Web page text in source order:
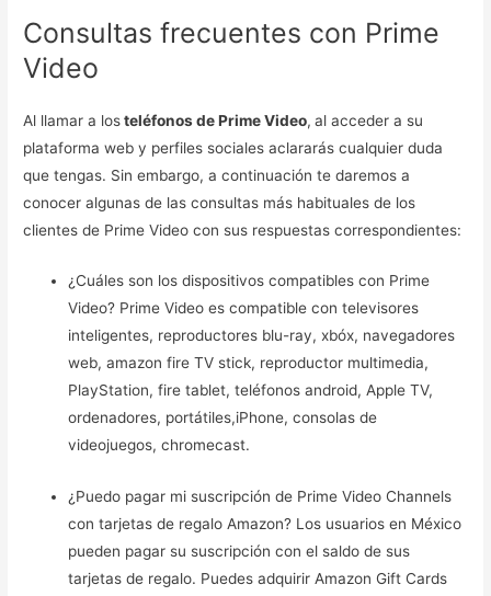
Consultas frecuentes con Prime
Video
Al llamar a losteléfonos de Prime Video, al acceder a su
plataforma web y perfiles sociales aclararás cualquier duda
que tengas. Sin embargo, a continuación te daremos a
conocer algunas de las consultas más habituales de los
clientes de Prime Video con sus respuestas correspondientes:
¿Cuáles son los dispositivos compatibles con Prime
Video? Prime Video es compatible con televisores
inteligentes, reproductores blu-ray, xbóx, navegadores
web, amazon fire TV stick, reproductor multimedia,
PlayStation, fire tablet, teléfonos android, Apple TV,
ordenadores, portátiles,iPhone, consolas de
videojuegos, chromecast.
¿Puedo pagar mi suscripción de Prime Video Channels
con tarjetas de regalo Amazon? Los usuarios en México
pueden pagar su suscripción con el saldo de sus
tarjetas de regalo. Puedes adquirir Amazon Gift Cards